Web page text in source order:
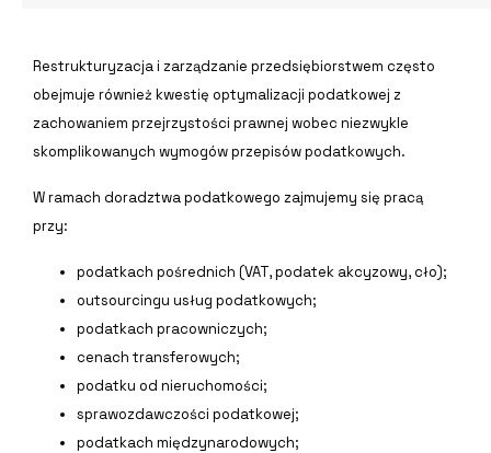
Restrukturyzacja i zarządzanie przedsiębiorstwem często
obejmuje również kwestię optymalizacji podatkowej z
zachowaniem przejrzystości prawnej wobec niezwykle
skomplikowanych wymogów przepisów podatkowych.
W ramach doradztwa podatkowego zajmujemy się pracą
przy:
podatkach pośrednich (VAT, podatek akcyzowy, cło);
outsourcingu usług podatkowych;
podatkach pracowniczych;
cenach transferowych;
podatku od nieruchomości;
sprawozdawczości podatkowej;
podatkach międzynarodowych;